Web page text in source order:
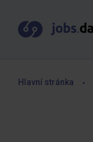
Hlavní stránka